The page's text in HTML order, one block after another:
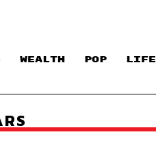
WEALTH POP LIFE